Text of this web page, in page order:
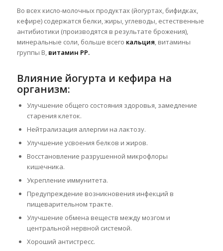
Во всех кисло-молочных продуктах (йогуртах, бифидках,
кефире) содержатся белки, жиры, углеводы, естественные
антибиотики (производятся в результате брожения),
минеральные соли, больше всего кальция, витамины
группы B, витамин PP.
Влияние йогурта и кефира на
организм:
Улучшение общего состояния здоровья, замедление
старения клеток.
Нейтрализация аллергии на лактозу.
Улучшение усвоения белков и жиров.
Восстановление разрушенной микрофлоры
кишечника.
Укрепление иммунитета.
Предупреждение возникновения инфекций в
пищеварительном тракте.
Улучшение обмена веществ между мозгом и
центральной нервной системой.
Хороший антистресс.